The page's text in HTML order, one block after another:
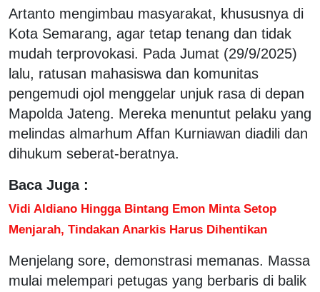
Artanto mengimbau masyarakat, khususnya di
Kota Semarang, agar tetap tenang dan tidak
mudah terprovokasi. Pada Jumat (29/9/2025)
lalu, ratusan mahasiswa dan komunitas
pengemudi ojol menggelar unjuk rasa di depan
Mapolda Jateng. Mereka menuntut pelaku yang
melindas almarhum Affan Kurniawan diadili dan
dihukum seberat-beratnya.
Baca Juga :
Vidi Aldiano Hingga Bintang Emon Minta Setop
Menjarah, Tindakan Anarkis Harus Dihentikan
Menjelang sore, demonstrasi memanas. Massa
mulai melempari petugas yang berbaris di balik